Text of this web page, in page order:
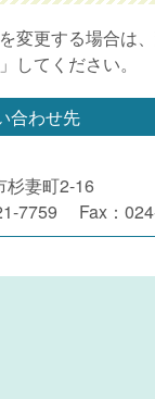
変更する場合は
してください。
合わせ先
杉妻町2-16
7759 Fax：